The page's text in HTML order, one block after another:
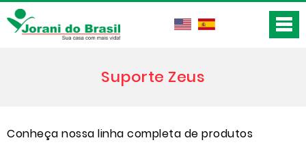
Suporte Zeus
Conheça nossa linha completa de produtos